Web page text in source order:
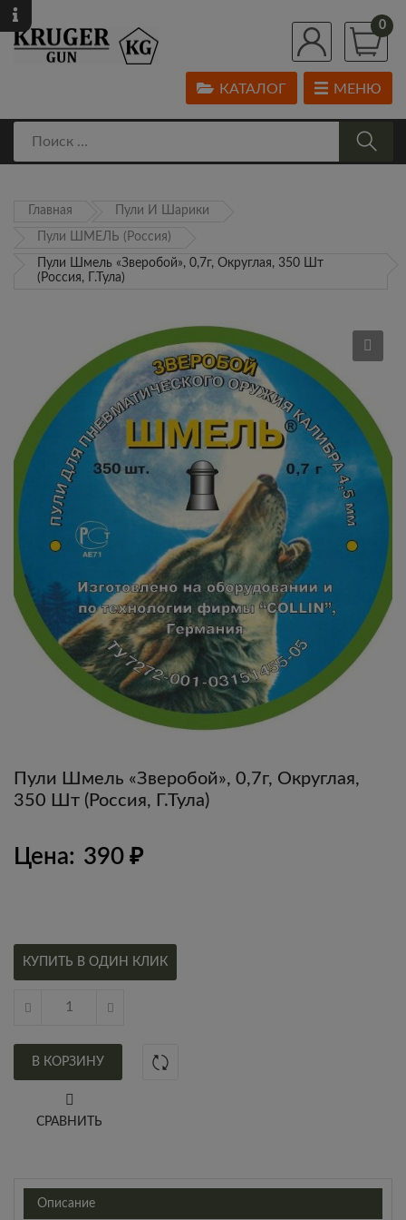
0
МЕНЮ
КАТАЛОГ
Главная Пули И Шарики
Пули ШМЕЛЬ (Россия)
Пули Шмель «Зверобой», 0,7г, Округлая, 350 Шт
(Россия, Г.Тула)
Пули Шмель «Зверобой», 0,7г, Округлая,
350 Шт (Россия, Г.Тула)
Цена: 390 ₽
КУПИТЬ В ОДИН КЛИК
В КОРЗИНУ
СРАВНИТЬ
Описание